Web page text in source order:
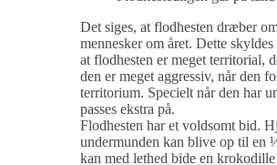
Det siges, at flodhesten dræber
mennesker om året. Dette
at flodhesten er meget territorial,
den er meget aggressiv, når den
territorium. Specielt når den har
passes ekstra på.
Flodhesten har et voldsomt bid.
undermunden kan blive op til en
kan med lethed bide en